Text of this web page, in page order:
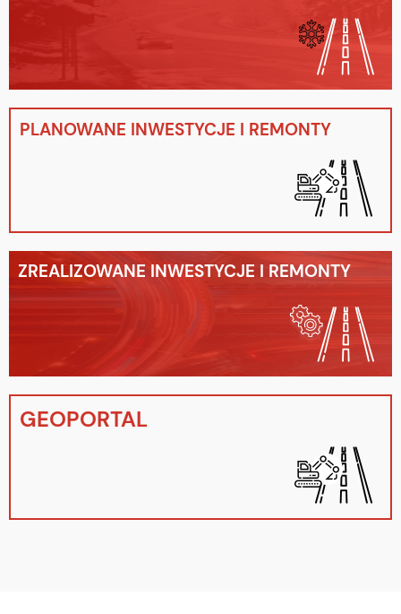
PLANOWANE INWESTYCJE I REMONTY
ZREALIZOWANE INWESTYCJE I REMONTY
GEOPORTAL